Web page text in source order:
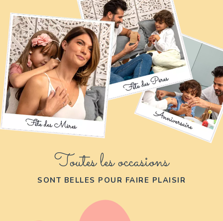
Toutes les occasions
SONT BELLES POUR FAIRE PLAISIR